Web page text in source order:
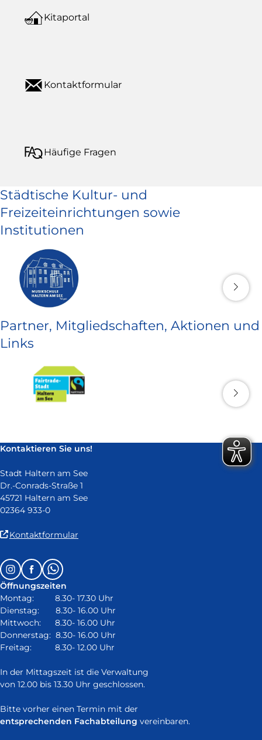
Kitaportal
Kontaktformular
Häufige Fragen
Städtische Kultur- und
Freizeiteinrichtungen sowie
Institutionen
Partner, Mitgliedschaften, Aktionen und
Links
Kontaktieren Sie uns!
Stadt Haltern am See
Dr.-Conrads-Straße 1
45721 Haltern am See
02364 933-0
Kontaktformular
in
neuem
Fenster)
Follow
us
on:
InstagramFacebookWhatsapp
Öffnungszeiten
Montag: 8.30- 17.30 Uhr
Dienstag: 8.30- 16.00 Uhr
Mittwoch: 8.30- 16.00 Uhr
Donnerstag: 8.30- 16.00 Uhr
Freitag: 8.30- 12.00 Uhr
In der Mittagszeit ist die Verwaltung
von 12.00 bis 13.30 Uhr geschlossen.
Bitte vorher einen Termin mit der
entsprechenden Fachabteilung vereinbaren.